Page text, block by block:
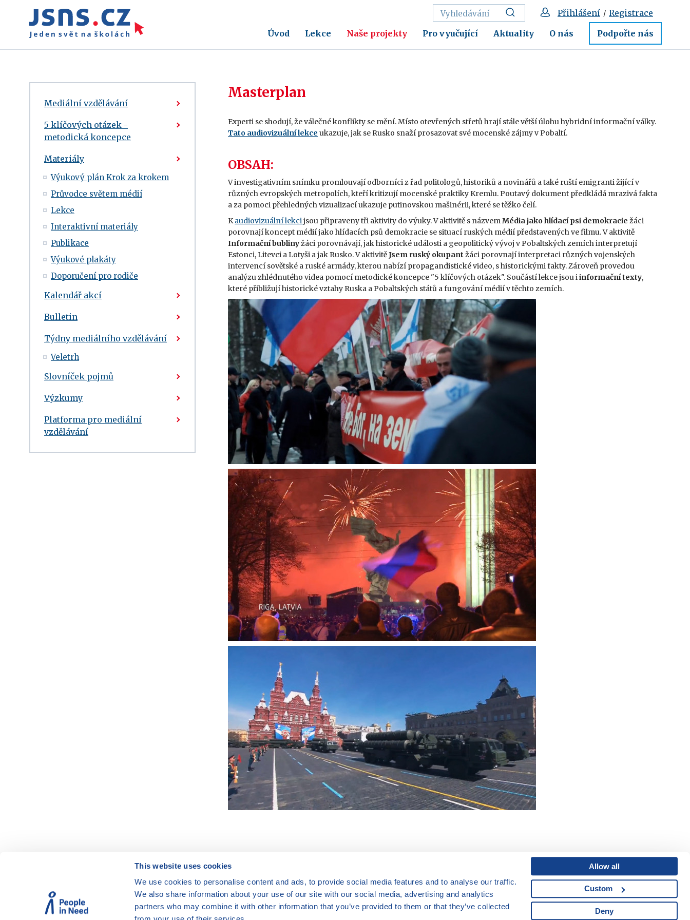
This website uses cookies
We use cookies to personalise content and ads, to provide social media features and to analyse our traffic.
We also share information about your use of our site with our social media, advertising and analytics
partners who may combine it with other information that you’ve provided to them or that they’ve collected
Allow all
Custom
Deny
Úvod Lekce Naše projekty Pro vyučující Aktuality O nás Podpořte nás
Přihlášení / Registrace
Mediální vzdělávání
5 klíčových otázek -
metodická koncepce
Materiály
Výukový plán Krok za krokem
Průvodce světem médií
Lekce
Interaktivní materiály
Publikace
Výukové plakáty
Doporučení pro rodiče
Kalendář akcí
Bulletin
Týdny mediálního vzdělávání
Veletrh
Slovníček pojmů
Výzkumy
Platforma pro mediální
vzdělávání
Masterplan
Experti se shodují, že válečné konflikty se mění. Místo otevřených střetů hrají stále větší úlohu hybridní informační války.
Tato audiovizuální lekce ukazuje, jak se Rusko snaží prosazovat své mocenské zájmy v Pobaltí.
OBSAH:
V investigativním snímku promlouvají odborníci z řad politologů, historiků a novinářů a také ruští emigranti žijící v
různých evropských metropolích, kteří kritizují mocenské praktiky Kremlu. Poutavý dokument předkládá mrazivá fakta
a za pomoci přehledných vizualizací ukazuje putinovskou mašinérii, které se těžko čelí.
Kaudiovizuální lekcijsou připraveny tři aktivity do výuky. V aktivitě s názvemMédia jako hlídací psi demokracie žáci
porovnají koncept médií jako hlídacích psů demokracie se situací ruských médií představených ve filmu. V aktivitě
Informační bublinyžáci porovnávají, jak historické události a geopolitický vývoj v Pobaltských zemích interpretují
Estonci, Litevci a Lotyši a jak Rusko. V aktivitěJsem ruský okupant žáci porovnají interpretaci různých vojenských
intervencí sovětské a ruské armády, kterou nabízí propagandistické video, s historickými fakty. Zároveň provedou
analýzu zhlédnutého videa pomocí metodické koncepce "5 klíčových otázek". Součástí lekce jsou iinformační texty,
které přibližují historické vztahy Ruska a Pobaltských států a fungování médií v těchto zemích.
© Vzdělávací program JSNS
Člověk v tísni, o. p. s.
Máte dotazy?
Rádi vám pomůžeme.
Kontaktujte nás
FAQ
Odebírejte
Mapa webu
Osobní údaje